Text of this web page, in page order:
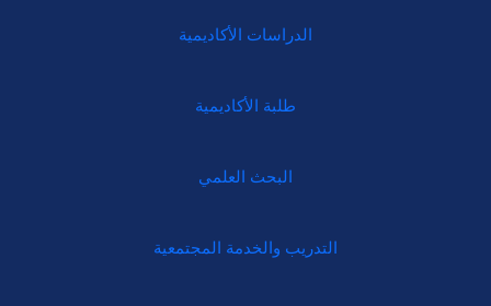
الدراسات الأكاديمية
طلبة الأكاديمية
البحث العلمي
التدريب والخدمة المجتمعية